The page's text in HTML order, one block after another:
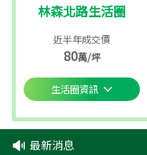
林森北路生活圈
近半年成交價
80萬/坪
生活圈資訊
最新消息